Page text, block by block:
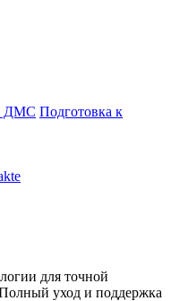
ДМС Подготовка к
для точной
уход и поддержка